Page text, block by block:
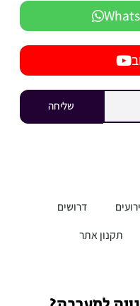
שליחה
דרושים
תקנון אתר